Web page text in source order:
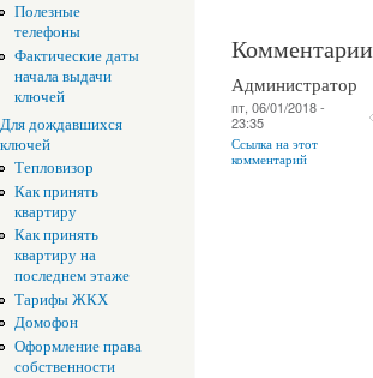
Полезные
телефоны
Фактические даты
начала выдачи
ключей
Для дождавшихся
ключей
Тепловизор
Как принять
квартиру
Как принять
квартиру на
последнем этаже
Тарифы ЖКХ
Домофон
Оформление права
собственности
Комментарии
Администратор
пт, 06/01/2018 -
23:35
Ссылка на этот
комментарий